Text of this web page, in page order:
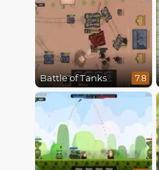
Battle of Tanks 7.8